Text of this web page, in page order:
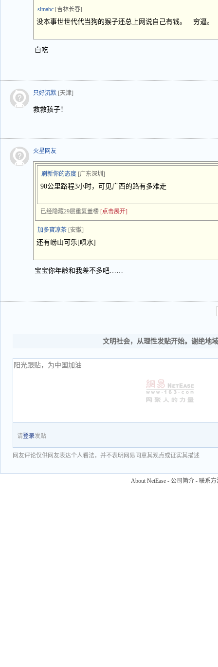
slmabc [吉林长春]
没本事世世代代当狗的猴子还总上网说自己有钱。 穷逼。
白吃
只好沉默 [天津]
救救孩子！
火星网友
刷新你的态度 [广东深圳]
90公里路程3小时，可见广西的路有多难走
已经隐藏29层重复盖楼 [点击展开]
加多寳凉茶 [安徽]
还有崂山可乐[喷水]
宝宝你年龄和我差不多吧……
文明社会，从理性发贴开始。谢绝地
请登录发贴
网友评论仅供网友表达个人看法，并不表明网易同意其观点或证实其描述
About NetEase - 公司简介 - 联系方